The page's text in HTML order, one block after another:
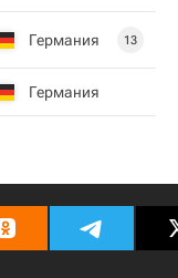
Германия 13
Германия